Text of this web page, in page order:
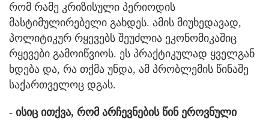
რომ რამე კრიზისული პერიოდის
მასტიმულირებელი გახდეს. ამის მიუხედავად,
პოლიტიკურ რყევებს შეუძლია ეკონომიკაშიც
რყევები გამოიწვიოს. ეს პრაქტიკულად ყველგან
ხდება და, რა თქმა უნდა, ამ პრობლემის წინაშე
საქართველოც დგას.
- ისიც ითქვა, რომ არჩევნების წინ ეროვნული